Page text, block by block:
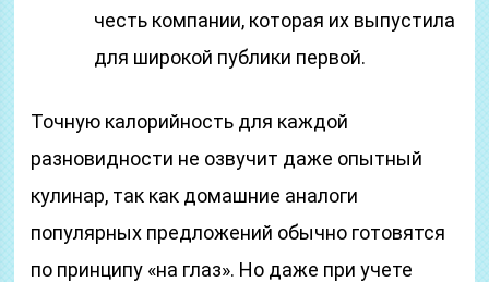
честь компании, которая их выпустила
для широкой публики первой.
Точную калорийность для каждой
разновидности не озвучит даже опытный
кулинар, так как домашние аналоги
популярных предложений обычно готовятся
по принципу «на глаз». Но даже при учете